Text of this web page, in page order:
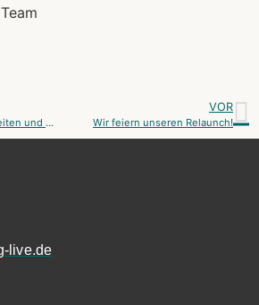
Himmelfahrt Öffnungszeiten und Sonderkurs
VOR
Wir feiern unseren Relaunch!
live.de